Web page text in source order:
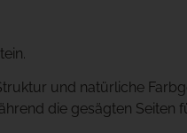
und natürliche
die gesägten